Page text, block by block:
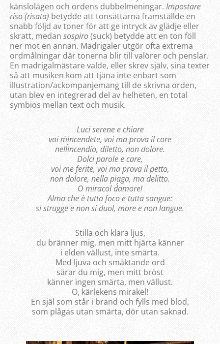
känslolägen och ordens dubbelmeningar. Impostare
riso (risata) betydde att tonsättarna framställde en
snabb följd av toner för att ge intryck av glädje eller
skratt, medan sospiro(suck) betydde att en ton föll
ner mot en annan. Madrigaler utgör ofta extrema
ordmålningar där tonerna blir till valörer och penslar.
En madrigalmästare valde, eller skrev själv, sina texter
så att musiken kom att tjäna inte enbart som
illustration/ackompanjemang till de skrivna orden,
utan blev en integrerad del av helheten, en total
symbios mellan text och musik.
Luci serene e chiare
voi m´incendete, voi ma prova il core
nell´incendio, diletto, non dolore.
Dolci parole e care,
voi me ferite, voi ma prova il petto,
non dolore, nella piaga, ma delitto.
O miracol d´amore!
Alma che è tutta foco e tutta sangue:
si strugge e non si duol, more e non langue.
Stilla och klara ljus,
du bränner mig, men mitt hjärta känner
i elden vällust, inte smärta.
Med ljuva och smäktande ord
sårar du mig, men mitt bröst
känner ingen smärta, men vällust.
O, kärlekens mirakel!
En själ som står i brand och fylls med blod,
som plågas utan smärta, dör utan saknad.